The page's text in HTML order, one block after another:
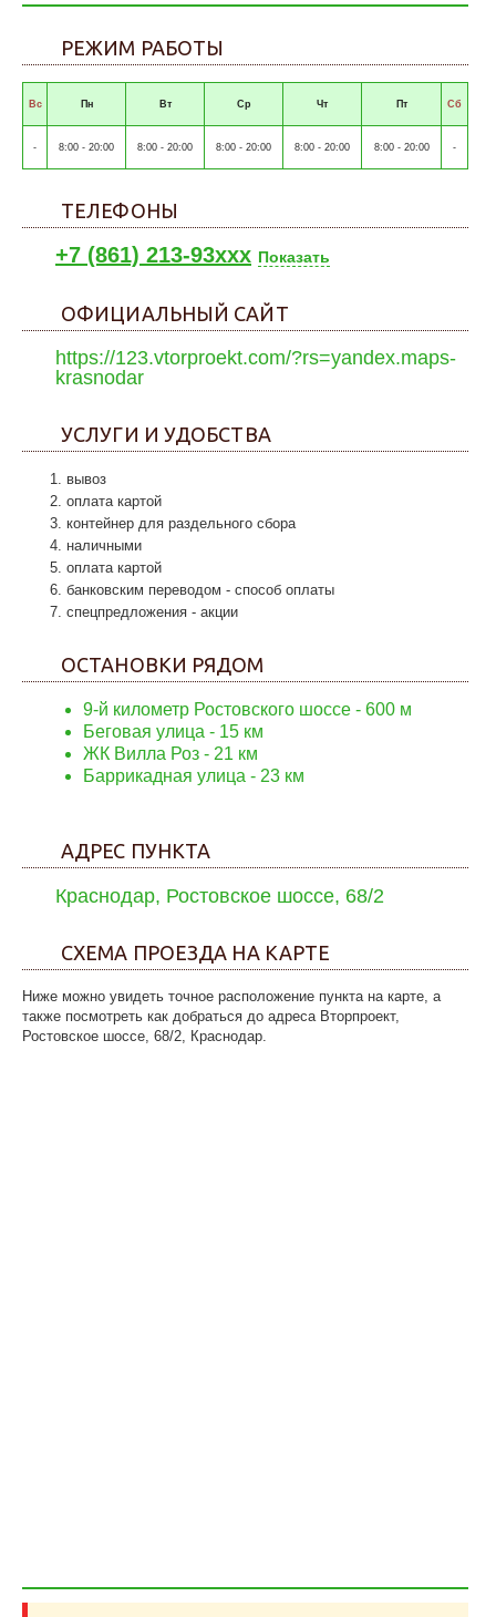
РЕЖИМ РАБОТЫ
Вс Пн Вт Ср Чт Пт Сб
- 8:00 - 20:00 8:00 - 20:00 8:00 - 20:00 8:00 - 20:00 8:00 - 20:00 -
ТЕЛЕФОНЫ
+7 (861) 213-93xxx Показать
ОФИЦИАЛЬНЫЙ САЙТ
https://123.vtorproekt.com/?rs=yandex.maps-
krasnodar
УСЛУГИ И УДОБСТВА
вывоз
оплата картой
контейнер для раздельного сбора
наличными
оплата картой
банковским переводом - способ оплаты
спецпредложения - акции
ОСТАНОВКИ РЯДОМ
9-й километр Ростовского шоссе - 600 м
Беговая улица - 15 км
ЖК Вилла Роз - 21 км
Баррикадная улица - 23 км
АДРЕС ПУНКТА
Краснодар, Ростовское шоссе, 68/2
СХЕМА ПРОЕЗДА НА КАРТЕ
Ниже можно увидеть точное расположение пункта на карте, а
также посмотреть как добраться до адреса Вторпроект,
Ростовское шоссе, 68/2, Краснодар.